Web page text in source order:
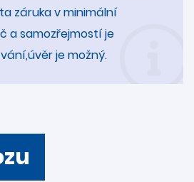
záruka v minimální
a samozřejmostí je
je možný.